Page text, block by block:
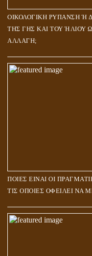
ΟΙΚΟΛΟΓΙΚΗ ΡΥΠΑΝΣΗ Ή
ΤΗΣ ΓΗΣ ΚΑΙ ΤΟΥ ΉΛΙΟΥ
ΑΛΛΑΓΗ;
ΠΟΙΕΣ ΕΙΝΑΙ ΟΙ
ΤΙΣ ΟΠΟΙΕΣ ΟΦΕΙΛΕΙ ΝΑ